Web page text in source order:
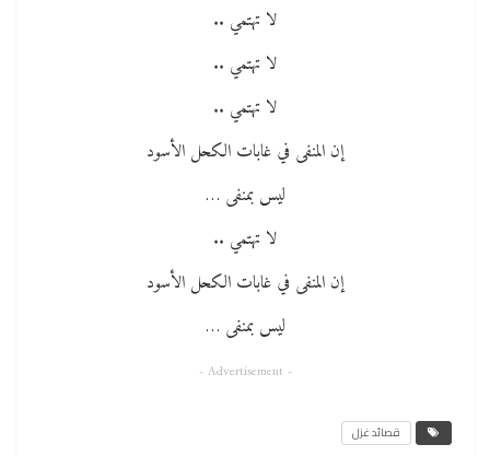
لا تهتمي ..
لا تهتمي ..
لا تهتمي ..
إن المنفى في غابات الكحل الأسود
ليس بمنفى …
لا تهتمي ..
إن المنفى في غابات الكحل الأسود
ليس بمنفى …
- Advertisement -
قصائد غزل